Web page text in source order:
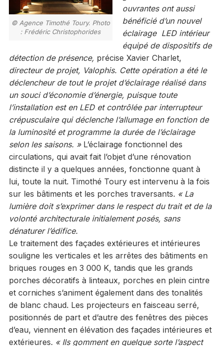
© Agence Timothé Toury. Photo
: Frédéric Christophorides
ouvrantes ont aussi
bénéficié d’un nouvel
éclairage LED intérieur
équipé de dispositifs de
détection de présence, précise Xavier Charlet,
directeur de projet, Valophis. Cette opération a été le
déclencheur de tout le projet d’éclairage réalisé dans
un souci d’économie d’énergie, puisque toute
l’installation est en LED et contrôlée par interrupteur
crépusculaire qui déclenche l’allumage en fonction de
la luminosité et programme la durée de l’éclairage
selon les saisons. »L’éclairage fonctionnel des
circulations, qui avait fait l’objet d’une rénovation
distincte il y a quelques années, fonctionne quant à
lui, toute la nuit. Timothé Toury est intervenu à la fois
sur les bâtiments et les porches traversants. « La
lumière doit s’exprimer dans le respect du trait et de la
volonté architecturale initialement posés, sans
dénaturer l’édifice.
Le traitement des façades extérieures et intérieures
souligne les verticales et les arrêtes des bâtiments en
briques rouges en 3 000 K, tandis que les grands
porches décoratifs à linteaux, porches en plein cintre
et corniches s’animent également dans des tonalités
de blanc chaud. Les projecteurs en faisceau serré,
positionnés de part et d’autre des fenêtres des pièces
d’eau, viennent en élévation des façades intérieures et
extérieures. « Ils gomment en quelque sorte l’aspect